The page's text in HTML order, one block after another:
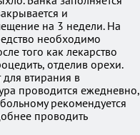
и
на 3 недели. На
необходимо
того как лекарство
отделив орехи.
втирания в
проводится ежедневно,
рекомендуется
проводить